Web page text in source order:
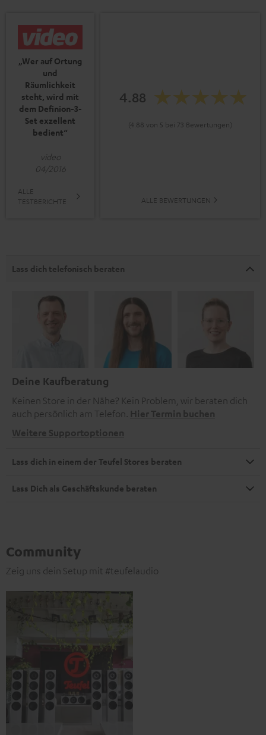
„Wer auf Ortung
und
Räumlichkeit
steht, wird mit
dem Definion-3-
Set exzellent
bedient“
video
04/2016
ALLE
TESTBERICHTE
4.88
(4.88 von 5 bei 73 Bewertungen)
ALLE BEWERTUNGEN
Lass dich telefonisch beraten
Deine Kaufberatung
Keinen Store in der Nähe? Kein Problem, wir beraten dich
auch persönlich am Telefon. Hier Termin buchen
Weitere Supportoptionen
Lass dich in einem der Teufel Stores beraten
Lass Dich als Geschäftskunde beraten
Community
Zeig uns dein Setup mit #teufelaudio